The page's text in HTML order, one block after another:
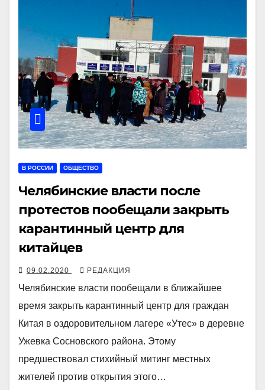
В РОССИИ ОБЩЕСТВО
Челябинские власти после
протестов пообещали закрыть
карантинный центр для
китайцев
09.02.2020 РЕДАКЦИЯ
Челябинские власти пообещали в ближайшее
время закрыть карантинный центр для граждан
Китая в оздоровительном лагере «Утес» в деревне
Ужевка Сосновского района. Этому
предшествовал стихийный митинг местных
жителей против открытия этого…